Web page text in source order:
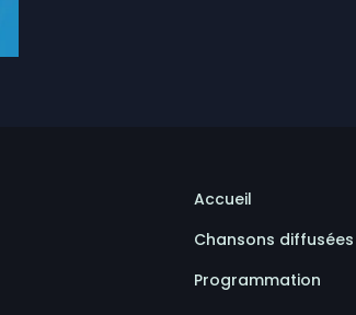
Accueil
Chansons diffusées
Programmation